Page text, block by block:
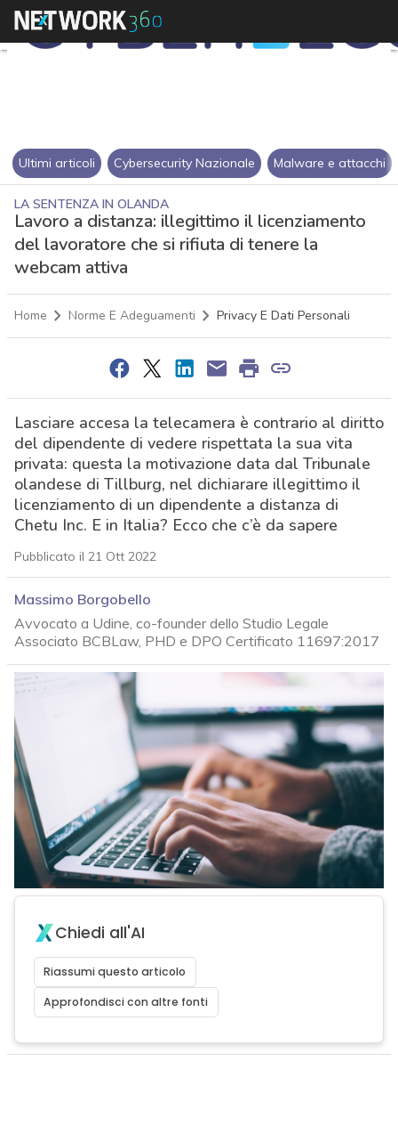
Ultimi articoli Cybersecurity Nazionale Malware e attacchi
LA SENTENZA IN OLANDA
Lavoro a distanza: illegittimo il licenziamento
del lavoratore che si rifiuta di tenere la
webcam attiva
Home Norme E Adeguamenti Privacy E Dati Personali
Lasciare accesa la telecamera è contrario al diritto
del dipendente di vedere rispettata la sua vita
privata: questa la motivazione data dal Tribunale
olandese di Tillburg, nel dichiarare illegittimo il
licenziamento di un dipendente a distanza di
Chetu Inc. E in Italia? Ecco che c’è da sapere
Pubblicato il 21 Ott 2022
Massimo Borgobello
Avvocato a Udine, co-founder dello Studio Legale
Associato BCBLaw, PHD e DPO Certificato 11697:2017
Chiedi all'AI
Riassumi questo articolo
Approfondisci con altre fonti